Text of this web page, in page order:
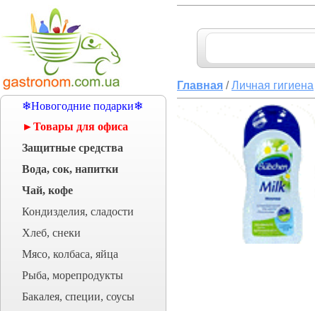
❄Новогодние подарки❄
►Товары для офиса
Защитные средства
Вода, сок, напитки
Чай, кофе
Кондизделия, сладости
Хлеб, снеки
Мясо, колбаса, яйца
Рыба, морепродукты
Бакалея, специи, соусы
Главная /Личная гигиена